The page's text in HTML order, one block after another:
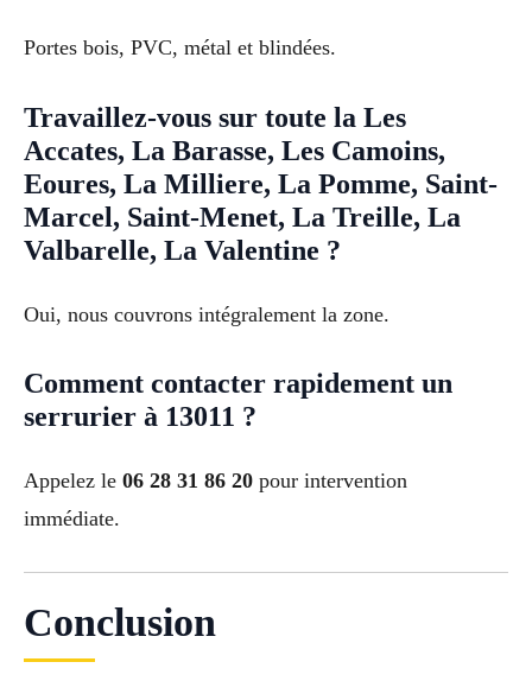
Portes bois, PVC, métal et blindées.
Travaillez-vous sur toute la Les
Accates, La Barasse, Les Camoins,
Eoures, La Milliere, La Pomme, Saint-
Marcel, Saint-Menet, La Treille, La
Valbarelle, La Valentine ?
Oui, nous couvrons intégralement la zone.
Comment contacter rapidement un
serrurier à 13011 ?
Appelez le 06 28 31 86 20 pour intervention
immédiate.
Conclusion